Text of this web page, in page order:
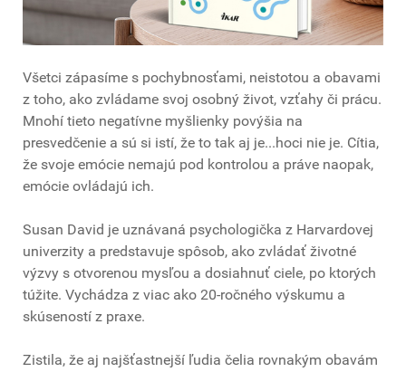
Všetci zápasíme s pochybnosťami, neistotou a obavami
z toho, ako zvládame svoj osobný život, vzťahy či prácu.
Mnohí tieto negatívne myšlienky povýšia na
presvedčenie a sú si istí, že to tak aj je...hoci nie je. Cítia,
že svoje emócie nemajú pod kontrolou a práve naopak,
emócie ovládajú ich.
Susan David je uznávaná psychologička z Harvardovej
univerzity a predstavuje spôsob, ako zvládať životné
výzvy s otvorenou mysľou a dosiahnuť ciele, po ktorých
túžite. Vychádza z viac ako 20-ročného výskumu a
skúseností z praxe.
Zistila, že aj najšťastnejší ľudia čelia rovnakým obavám